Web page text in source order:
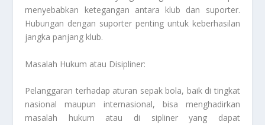
menyebabkan ketegangan antara klub dan suporter.
Hubungan dengan suporter penting untuk keberhasilan
jangka panjang klub.
Masalah Hukum atau Disipliner:
Pelanggaran terhadap aturan sepak bola, baik di tingkat
nasional maupun internasional, bisa menghadirkan
masalah hukum atau di sipliner yang dapat